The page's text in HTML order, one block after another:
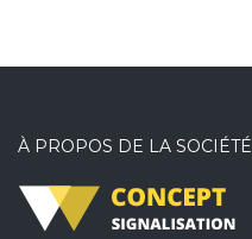
À PROPOS DE LA SOCIÉTÉ